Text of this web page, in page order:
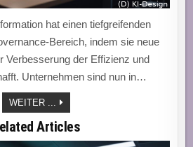
hat einen tiefgreifenden
Bereich, indem sie neue
Verbesserung der Effizienz und
Unternehmen sind nun in…
WEITER ...
„ZUKUNFTSFÄHIGE
GOVERNANCE:
DIGITALE
COMPLIANCE
Articles